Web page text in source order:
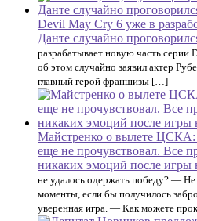
Devil May Cry 6 уже в
Данте случайно
разрабатывает новую часть серии
об этом случайно заявил актер
главный герой франшизы […]
Майстренко о вылете
еще не прочувствовал. Все
никаких эмоций после игры
не удалось одержать победу? —
моменты, если бы получилось
уверенная игра. — Как можете